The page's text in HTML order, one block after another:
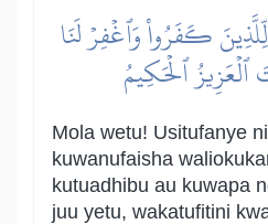
لِّلَّذِينَ كَفَرُواْ وَٱغۡفِرۡ لَنَا
ٱلۡعَزِيزُ ٱلۡحَكِيمُ
Mola wetu! Usitufanye
kuwanufaisha
kutuadhibu au kuwapa
juu yetu, wakatufitini